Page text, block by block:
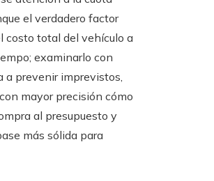
el verdadero factor
costo total del vehículo a
examinarlo con
a prevenir imprevistos,
mayor precisión cómo
al presupuesto y
más sólida para